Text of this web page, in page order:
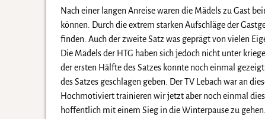
Nach einer langen Anreise waren die Mädels zu Gast
können. Durch die extrem starken Aufschläge der
finden. Auch der zweite Satz was geprägt von vielen
Die Mädels der HTG haben sich jedoch nicht unter
der ersten Hälfte des Satzes konnte noch einmal
des Satzes geschlagen geben. Der TV Lebach war an
Hochmotiviert trainieren wir jetzt aber noch einmal
hoffentlich mit einem Sieg in die Winterpause zu gehen.